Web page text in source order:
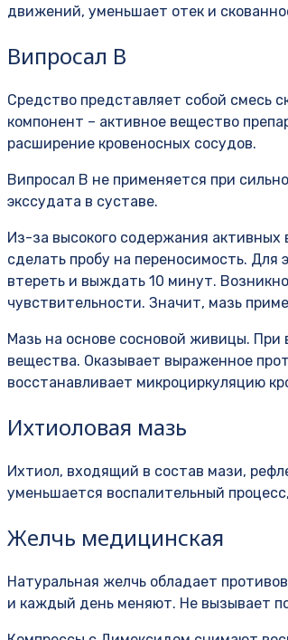
движений, уменьшает отек и
Випросал В
Средство представляет собой смесь
компонент – активное вещество
расширение кровеносных сосудов.
Випросал В не применяется при
экссудата в суставе.
Из-за высокого содержания
сделать пробу на переносимость. Для
втереть и выждать 10 минут.
чувствительности. Значит, мазь
Мазь на основе сосновой живицы.
вещества. Оказывает выраженное
восстанавливает микроциркуляцию
Ихтиоловая мазь
Ихтиол, входящий в состав мази,
уменьшается воспалительный
Желчь медицинская
Натуральная желчь обладает
и каждый день меняют. Не вызывает